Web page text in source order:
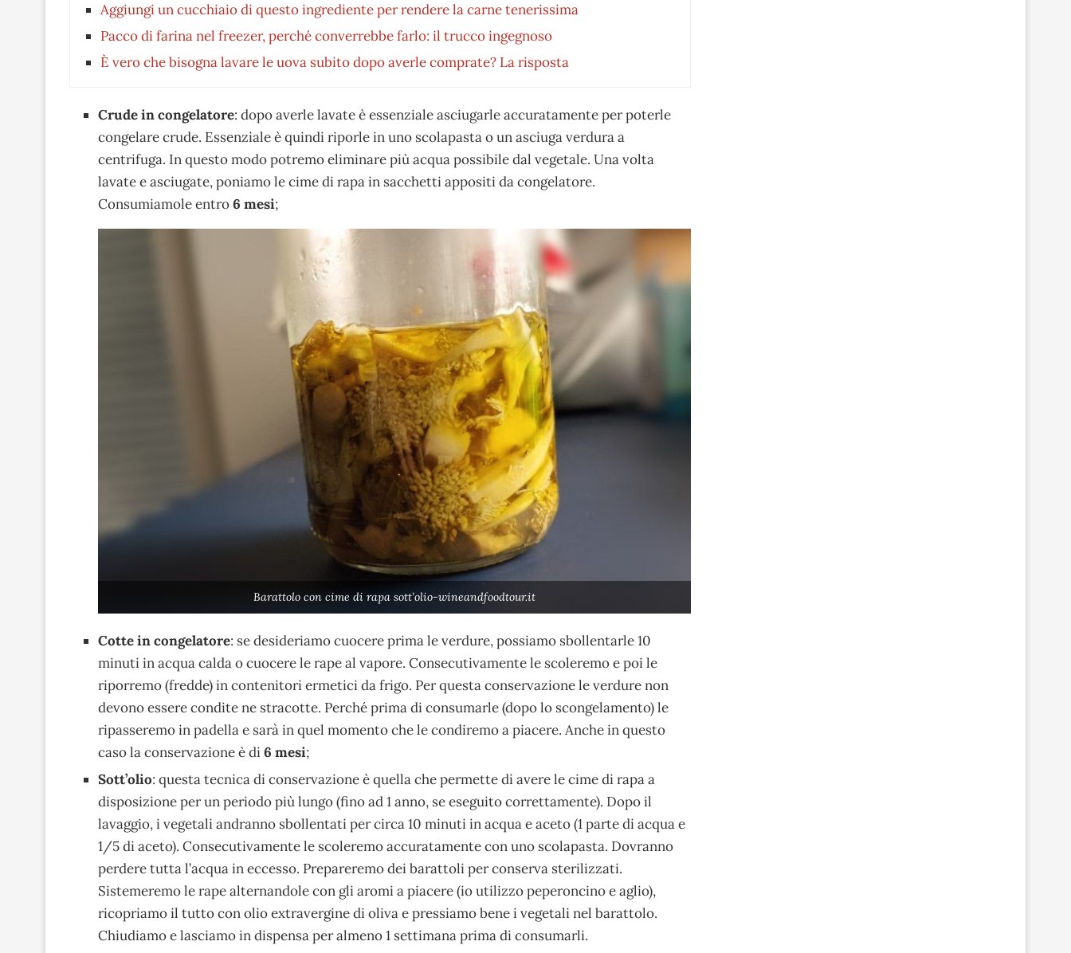
Aggiungi un cucchiaio di questo ingrediente per rendere la carne tenerissima
Pacco di farina nel freezer, perché converrebbe farlo: il trucco ingegnoso
È vero che bisogna lavare le uova subito dopo averle comprate? La risposta
Crude in congelatore: dopo averle lavate è essenziale asciugarle accuratamente per poterle
congelare crude. Essenziale è quindi riporle in uno scolapasta o un asciuga verdura a
centrifuga. In questo modo potremo eliminare più acqua possibile dal vegetale. Una volta
lavate e asciugate, poniamo le cime di rapa in sacchetti appositi da congelatore.
Consumiamole entro6 mesi;
Barattolo con cime di rapa sott’olio-wineandfoodtour.it
Cotte in congelatore: se desideriamo cuocere prima le verdure, possiamo sbollentarle 10
minuti in acqua calda o cuocere le rape al vapore. Consecutivamente le scoleremo e poi le
riporremo (fredde) in contenitori ermetici da frigo. Per questa conservazione le verdure non
devono essere condite ne stracotte. Perché prima di consumarle (dopo lo scongelamento) le
ripasseremo in padella e sarà in quel momento che le condiremo a piacere. Anche in questo
caso la conservazione è di6 mesi;
Sott’olio: questa tecnica di conservazione è quella che permette di avere le cime di rapa a
disposizione per un periodo più lungo (fino ad 1 anno, se eseguito correttamente). Dopo il
lavaggio, i vegetali andranno sbollentati per circa 10 minuti in acqua e aceto (1 parte di acqua e
1/5 di aceto). Consecutivamente le scoleremo accuratamente con uno scolapasta. Dovranno
perdere tutta l’acqua in eccesso. Prepareremo dei barattoli per conserva sterilizzati.
Sistemeremo le rape alternandole con gli aromi a piacere (io utilizzo peperoncino e aglio),
ricopriamo il tutto con olio extravergine di oliva e pressiamo bene i vegetali nel barattolo.
Chiudiamo e lasciamo in dispensa per almeno 1 settimana prima di consumarli.